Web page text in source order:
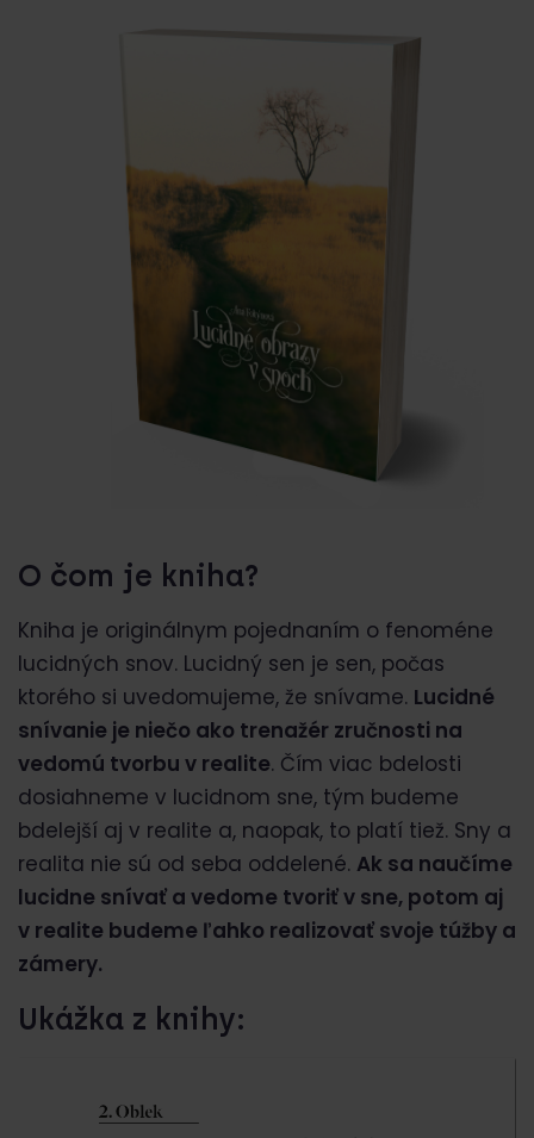
O čom je kniha?
Kniha je originálnym pojednaním o fenoméne
lucidných snov. Lucidný sen je sen, počas
ktorého si uvedomujeme, že snívame. Lucidné
snívanie je niečo ako trenažér zručnosti na
vedomú tvorbu v realite. Čím viac bdelosti
dosiahneme v lucidnom sne, tým budeme
bdelejší aj v realite a, naopak, to platí tiež. Sny a
realita nie sú od seba oddelené. Ak sa naučíme
lucidne snívať a vedome tvoriť v sne, potom aj
v realite budeme ľahko realizovať svoje túžby a
zámery.
Ukážka z knihy: